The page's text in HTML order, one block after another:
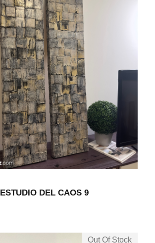
ESTUDIO DEL CAOS 9
Out Of Stock